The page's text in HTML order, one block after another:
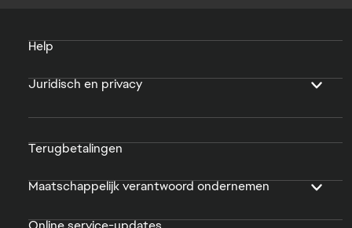
Help
Juridisch en privacy
Terugbetalingen
Maatschappelijk verantwoord ondernemen